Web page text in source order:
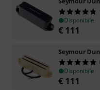
Disponibile
€ 111
Seymour
Disponibile
€ 111